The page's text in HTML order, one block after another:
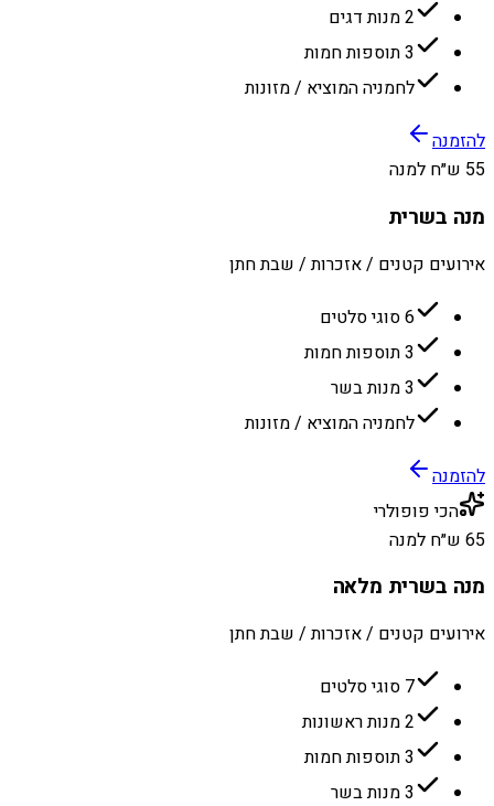
2 מנות דגים
3 תוספות חמות
לחמניה המוציא / מזונות
להזמנה
55 ש״ח למנה
מנה בשרית
אירועים קטנים / אזכרות / שבת חתן
6 סוגי סלטים
3 תוספות חמות
3 מנות בשר
לחמניה המוציא / מזונות
להזמנה
הכי פופולרי
65 ש״ח למנה
מנה בשרית מלאה
אירועים קטנים / אזכרות / שבת חתן
7 סוגי סלטים
2 מנות ראשונות
3 תוספות חמות
3 מנות בשר